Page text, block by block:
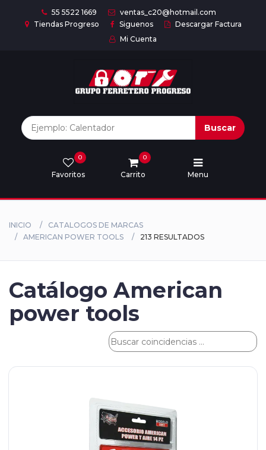
55 5522 1669
ventas_c20@hotmail.com
Tiendas Progreso
Siguenos
Descargar Factura
Mi Cuenta
Buscar
Favoritos
0
Carrito
0
Menu
Marcas
Descargar
INICIO
CATALOGOS DE MARCAS
AMERICAN POWER TOOLS
213 RESULTADOS
Catálogo American
power tools